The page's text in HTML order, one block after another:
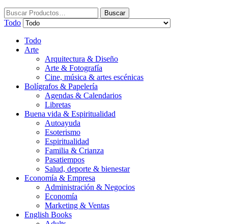
Buscar
Todo
Todo
Arte
Arquitectura & Diseño
Arte & Fotografía
Cine, música & artes escénicas
Bolígrafos & Papelería
Agendas & Calendarios
Libretas
Buena vida & Espiritualidad
Autoayuda
Esoterismo
Espiritualidad
Familia & Crianza
Pasatiempos
Salud, deporte & bienestar
Economía & Empresa
Administración & Negocios
Economía
Marketing & Ventas
English Books